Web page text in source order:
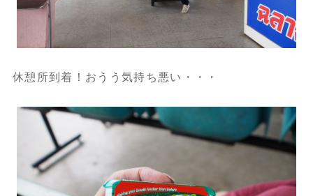
休憩所到着！おうう気持ち悪い・・・